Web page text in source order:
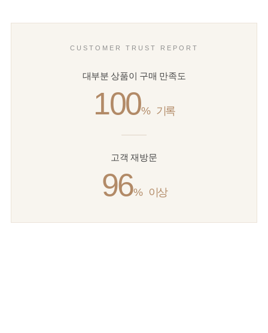
CUSTOMER TRUST REPORT
대부분 상품이 구매 만족도
100% 기록
고객 재방문
96% 이상